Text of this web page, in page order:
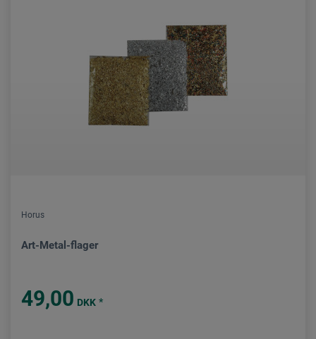
Horus
Art-Metal-flager
49,00 DKK *